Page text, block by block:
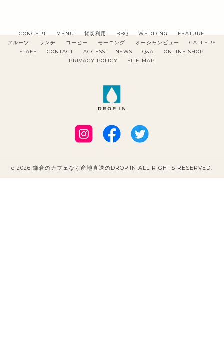
CONCEPT MENU 貸切利用 BBQ WEDDING
FEATURE
フルーツ
ランチ コーヒー モーニング オーシャンビュー
GALLERY
STAFF
CONTACT ACCESS NEWS Q&A
ONLINE SHOP
PRIVACY POLICY
SITE MAP
c 2026 鎌倉のカフェなら産地直送のDROP IN ALL RIGHTS RESERVED.